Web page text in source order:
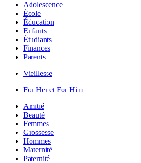
Adolescence
École
Éducation
Enfants
Étudiants
Finances
Parents
Vieillesse
For Her et For Him
Amitié
Beauté
Femmes
Grossesse
Hommes
Maternité
Paternité